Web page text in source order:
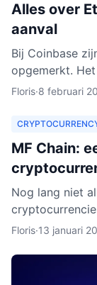
Alles over
aanval
Bij Coinbase
opgemerkt.
Classic werd
Floris·8 februari
MF Chain:
Nog lang niet
wil MF Chain
Floris·13 januari